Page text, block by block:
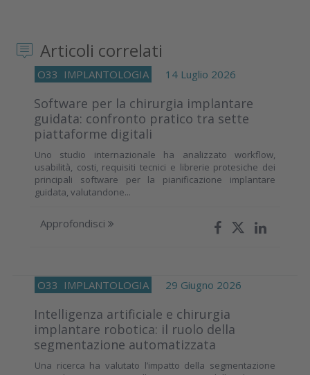
Articoli correlati
O33 IMPLANTOLOGIA 14 Luglio 2026
Software per la chirurgia implantare
guidata: confronto pratico tra sette
piattaforme digitali
Uno studio internazionale ha analizzato workflow,
usabilità, costi, requisiti tecnici e librerie protesiche dei
principali software per la pianificazione implantare
guidata, valutandone...
Approfondisci
O33 IMPLANTOLOGIA 29 Giugno 2026
Intelligenza artificiale e chirurgia
implantare robotica: il ruolo della
segmentazione automatizzata
Una ricerca ha valutato l’impatto della segmentazione